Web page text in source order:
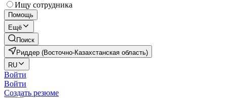
Ищу сотрудника
Помощь
Ещё
Поиск
Риддер (Восточно-Казахстанская область)
RU
Войти
Войти
Создать резюме